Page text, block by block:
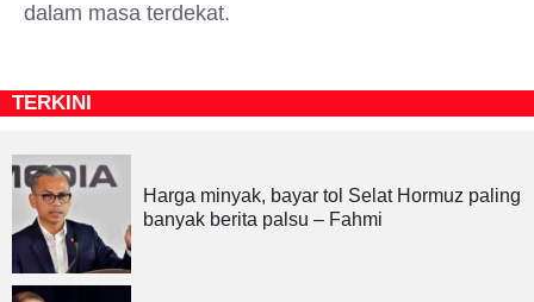
dalam masa terdekat.
TERKINI
Harga minyak, bayar tol Selat Hormuz paling
banyak berita palsu – Fahmi